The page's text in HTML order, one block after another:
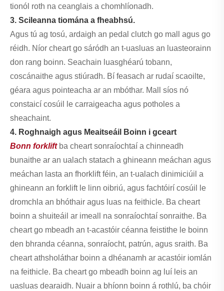
tionól roth na ceanglais a chomhlíonadh.
3. Scileanna tiomána a fheabhsú.
Agus tú ag tosú, ardaigh an pedal clutch go mall agus go
réidh. Níor cheart go sáródh an t-uasluas an luasteorainn
don rang boinn. Seachain luasghéarú tobann,
coscánaithe agus stiúradh. Bí feasach ar rudaí scaoilte,
géara agus pointeacha ar an mbóthar. Mall síos nó
constaicí cosúil le carraigeacha agus potholes a
sheachaint.
4. Roghnaigh agus Meaitseáil Boinn i gceart
Bonn forklift ba cheart sonraíochtaí a chinneadh
bunaithe ar an ualach statach a ghineann meáchan agus
meáchan lasta an fhorklift féin, an t-ualach dinimiciúil a
ghineann an forklift le linn oibriú, agus fachtóirí cosúil le
dromchla an bhóthair agus luas na feithicle. Ba cheart
boinn a shuiteáil ar imeall na sonraíochtaí sonraithe. Ba
cheart go mbeadh an t-acastóir céanna feistithe le boinn
den bhranda céanna, sonraíocht, patrún, agus sraith. Ba
cheart athsholáthar boinn a dhéanamh ar acastóir iomlán
na feithicle. Ba cheart go mbeadh boinn ag luí leis an
uasluas dearaidh. Nuair a bhíonn boinn á rothlú, ba chóir